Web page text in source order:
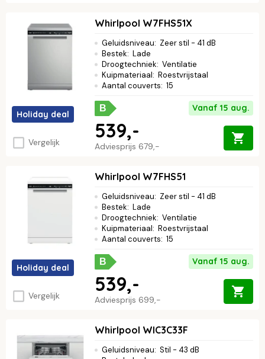
Holiday deal
Vergelijk
Whirlpool W7FHS51X
Geluidsniveau: Zeer stil - 41 dB
Bestek: Lade
Droogtechniek: Ventilatie
Kuipmateriaal: Roestvrijstaal
Aantal couverts: 15
B Vanaf 15 aug.
Adviesprijs 679,-
539,-
Holiday deal
Vergelijk
Whirlpool W7FHS51
Geluidsniveau: Zeer stil - 41 dB
Bestek: Lade
Droogtechniek: Ventilatie
Kuipmateriaal: Roestvrijstaal
Aantal couverts: 15
B Vanaf 15 aug.
Adviesprijs 699,-
539,-
Whirlpool WIC3C33F
Geluidsniveau: Stil - 43 dB